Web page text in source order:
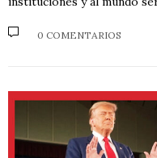
0 COMENTARIOS